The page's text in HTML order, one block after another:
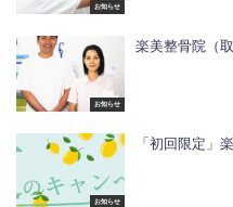
お知らせ
お知らせ
楽美整骨院（
お知らせ
「初回限定」